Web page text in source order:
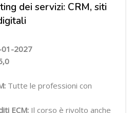
dei servizi: CRM, siti
2027
Tutte le professioni con
ECM: Il corso è rivolto anche